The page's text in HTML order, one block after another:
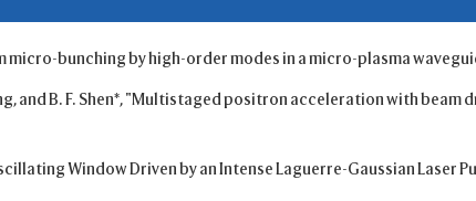
micro-bunching by high-order modes in a micro-plasma
and B. F. Shen*, "Multistaged positron acceleration with
Window Driven by an Intense Laguerre-Gaussian Laser